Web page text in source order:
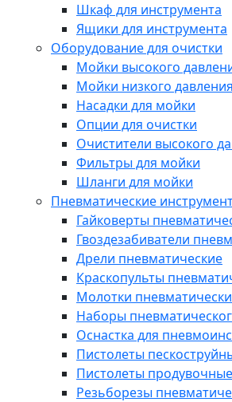
Шкаф для инструмента
Ящики для инструмента
Оборудование для очистки
Мойки высокого
Мойки низкого давления
Насадки для мойки
Опции для очистки
Очистители высокого
Фильтры для мойки
Шланги для мойки
Пневматические
Гайковерты
Гвоздезабиватели
Дрели пневматические
Краскопульты
Молотки
Наборы
Оснастка для
Пистолеты
Пистолеты продувочные
Резьборезы